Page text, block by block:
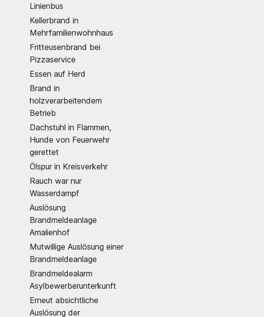
Linienbus
Kellerbrand in
Mehrfamilienwohnhaus
Fritteusenbrand bei
Pizzaservice
Essen auf Herd
Brand in
holzverarbeitendem
Betrieb
Dachstuhl in Flammen,
Hunde von Feuerwehr
gerettet
Ölspur in Kreisverkehr
Rauch war nur
Wasserdampf
Auslösung
Brandmeldeanlage
Amalienhof
Mutwillige Auslösung einer
Brandmeldeanlage
Brandmeldealarm
Asylbewerberunterkunft
Erneut absichtliche
Auslösung der